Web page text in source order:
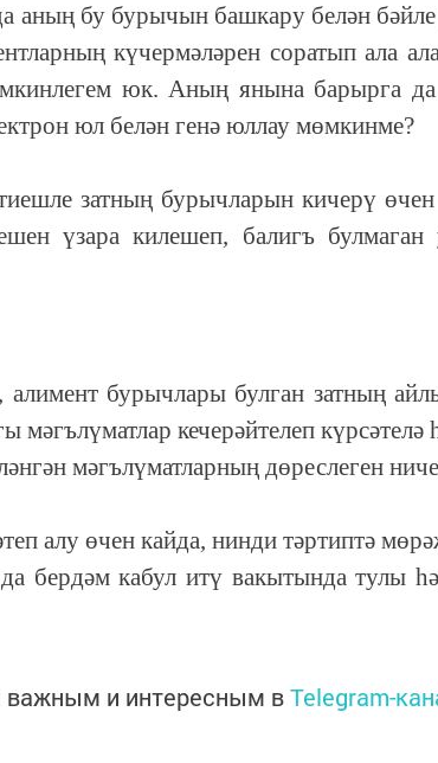
аның бу бурычын башкару белән
күчермәләрен соратып ала
юк. Аның янына барырга да
юл белән генә юллау мөмкинме?
затның бурычларын кичерү
үзара килешеп, балигъ булмаган
бурычлары булган затның
мәгълүматлар кечерәйтелеп
мәгълүматларның дөреслеген
алу өчен кайда, нинди тәртиптә
бердәм кабул итү вакытында тулы
и интересным вTelegram-